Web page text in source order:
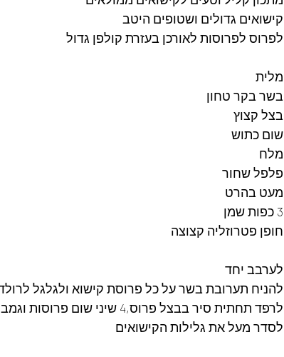
קישואים גדולים ושטופים היטב
לפרוס לפרוסות לאורכן בעזרת קולפן גדול
מלית
בשר בקר טחון
בצל קצוץ
שום כתוש
מלח
פלפל שחור
מעט בהרט
3 כפות שמן
חופן פטרוזליה קצוצה
לערבב יחד
להניח תערובת בשר על כל פרוסת קישוא ולגלגל
לרפד תחתית סיר בבצל פרוס,4 שיני שום פרוסות וגמבה חתוכה לרצועות.
לסדר מעל את גלילות הקישואים